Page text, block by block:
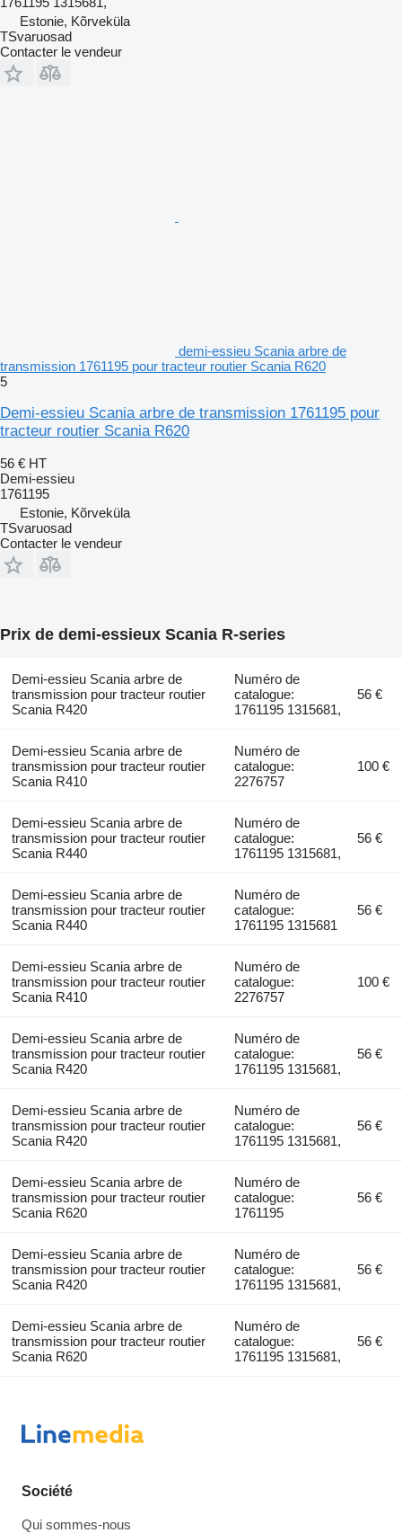
Estonie, Kõrveküla
TSvaruosad
Contacter le vendeur
demi-essieu Scania arbre de
transmission 1761195 pour tracteur routier Scania R620
5
Demi-essieu Scania arbre de transmission 1761195 pour
tracteur routier Scania R620
56 € HT
Demi-essieu
1761195
Estonie, Kõrveküla
TSvaruosad
Contacter le vendeur
Prix de demi-essieux Scania R-series
Demi-essieu Scania arbre de
transmission pour tracteur routier
Scania R420
Numéro de
catalogue:
1761195 1315681,
56 €
Demi-essieu Scania arbre de
transmission pour tracteur routier
Scania R410
Numéro de
catalogue:
2276757
100 €
Demi-essieu Scania arbre de
transmission pour tracteur routier
Scania R440
Numéro de
catalogue:
1761195 1315681,
56 €
Demi-essieu Scania arbre de
transmission pour tracteur routier
Scania R440
Numéro de
catalogue:
1761195 1315681
56 €
Demi-essieu Scania arbre de
transmission pour tracteur routier
Scania R410
Numéro de
catalogue:
2276757
100 €
Demi-essieu Scania arbre de
transmission pour tracteur routier
Scania R420
Numéro de
catalogue:
1761195 1315681,
56 €
Demi-essieu Scania arbre de
transmission pour tracteur routier
Scania R420
Numéro de
catalogue:
1761195 1315681,
56 €
Demi-essieu Scania arbre de
transmission pour tracteur routier
Scania R620
Numéro de
catalogue:
1761195
56 €
Demi-essieu Scania arbre de
transmission pour tracteur routier
Scania R420
Numéro de
catalogue:
1761195 1315681,
56 €
Demi-essieu Scania arbre de
transmission pour tracteur routier
Scania R620
Numéro de
catalogue:
1761195 1315681,
56 €
Société
Qui sommes-nous